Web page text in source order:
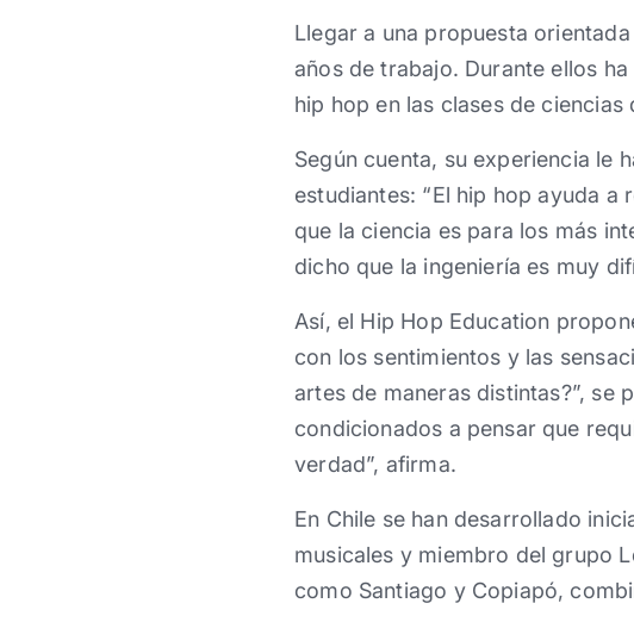
Llegar a una propuesta
años de trabajo. Durante ellos
hip hop en las clases de
Según cuenta, su experiencia le
estudiantes: “El hip hop ayuda a
que la ciencia es para los más
dicho que la ingeniería es muy
Así, el Hip Hop Education
con los sentimientos y las
artes de maneras distintas?”, se
condicionados a pensar que
verdad”, afirma.
En Chile se han desarrollado
musicales y miembro del grupo
como Santiago y Copiapó,